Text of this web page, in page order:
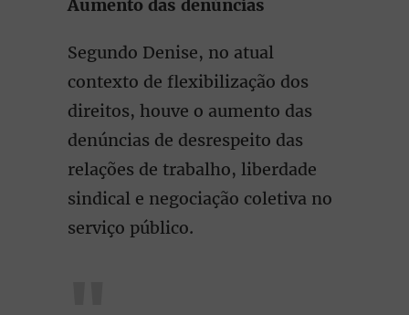
Aumento das denúncias
Segundo Denise, no atual
contexto de flexibilização dos
direitos, houve o aumento das
denúncias de desrespeito das
relações de trabalho, liberdade
sindical e negociação coletiva no
serviço público.